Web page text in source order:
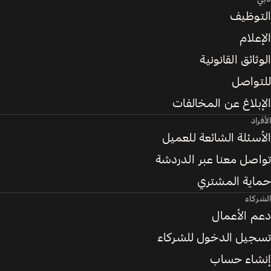
التوظيف
الإعلام
الوثائق القانونية
للتواصل
الإبلاغ عن المخالفات
الأفراد
الأسئلة الشائعة للعميل
تواصل معنا عبر الدردشة
حماية المشتري
الشركاء
دعم الأعمال
تسجيل الدخول للشركاء
إنشاء حساب